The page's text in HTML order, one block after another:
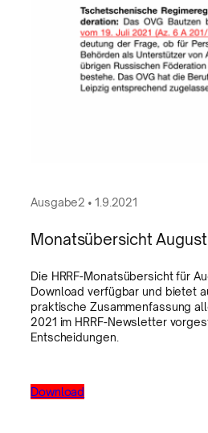
Ausgabe2 • 1.9.2021
Monatsübersicht August
Die HRRF-Monatsübersicht für
Download verfügbar und bietet
praktische Zusammenfassung
2021 im HRRF-Newsletter
Entscheidungen.
Download